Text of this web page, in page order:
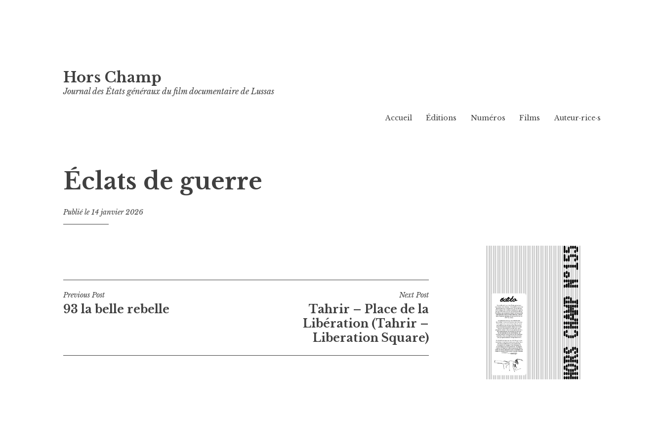
au
contenu
Hors Champ
Journal des États généraux du film documentaire de Lussas
Accueil Éditions Numéros Films Auteur·rice·s
Éclats de guerre
Publié le14 janvier 2026
Navigation
de
Previous Post
93 la belle rebelle
Next Post
Tahrir – Place de la
Libération (Tahrir –
Liberation Square)